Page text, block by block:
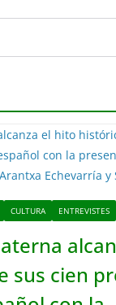
CULTURA ENTREVISTES
sus cien